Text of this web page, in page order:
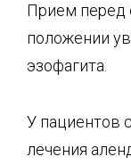
Прием перед
положении
эзофагита.
У пациентов
лечения